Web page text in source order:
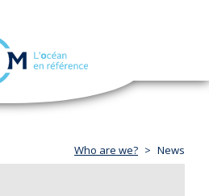
navigation
Who are we? News